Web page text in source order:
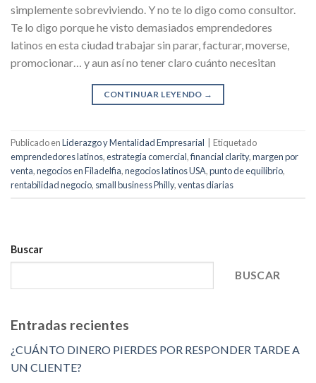
simplemente sobreviviendo. Y no te lo digo como consultor.
Te lo digo porque he visto demasiados emprendedores
latinos en esta ciudad trabajar sin parar, facturar, moverse,
promocionar… y aun así no tener claro cuánto necesitan
CONTINUAR LEYENDO →
Publicado enLiderazgo y Mentalidad Empresarial
Etiquetado
emprendedores latinos,estrategia comercial,financial clarity,margen por
venta,negocios en Filadelfia,negocios latinos USA,punto de equilibrio,
rentabilidad negocio, small business Philly,ventas diarias
Buscar
BUSCAR
Entradas recientes
¿CUÁNTO DINERO PIERDES POR RESPONDER TARDE A
UN CLIENTE?